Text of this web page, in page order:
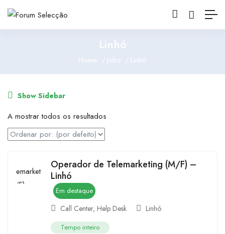
Linhó
Home Jobs Linhó
Show Sidebar
A mostrar todos os resultados
Operador de Telemarketing (M/F) –
Linhó
Em destaque
Call Center, Help Desk Linhó
Tempo inteiro